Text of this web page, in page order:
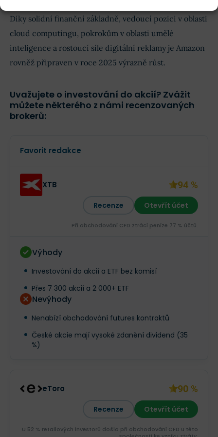
Díky solidní finanční základně, vedoucí pozici v oblasti
cloud computingu, pokrokům v oblasti umělé
inteligence a rostoucí síle digitální reklamy je Amazon
rovněž připraven v roce 2025 výrazně růst.
Uvažujete o investování do akcií? Zvážit
můžete některého z námi recenzovaných
brokerů:
Favorit redakce
XTB 94 %
Recenze Otevřít účet
Při obchodování CFD ztrácí peníze 77 % účtů.
Výhody
Investování do akcií a ETF bez komisí
Přes 7 300 akcií a 2 000+ ETF
Nevýhody
Nenabízí obchodování futures kontraktů
České akcie mají vysoké zdanění dividend (35
%)
eToro 90 %
Recenze Otevřít účet
U 52 % retailových investorů došlo při obchodování CFD u této